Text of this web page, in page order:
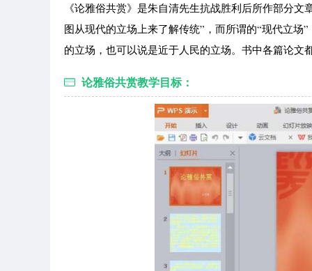
《论雅俗共赏》是朱自清先生抗战胜利后所作部分
图从现代的立场上来了解传统”，而所谓的“现代立场
的立场，也可以说是近于人民的立场。书中各篇论文
论雅俗共赏教学目标：